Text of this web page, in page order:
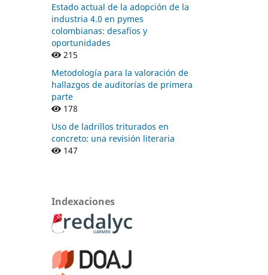
Estado actual de la adopción de la
industria 4.0 en pymes
colombianas: desafíos y
oportunidades
215
Metodología para la valoración de
hallazgos de auditorías de primera
parte
178
Uso de ladrillos triturados en
concreto: una revisión literaria
147
Indexaciones